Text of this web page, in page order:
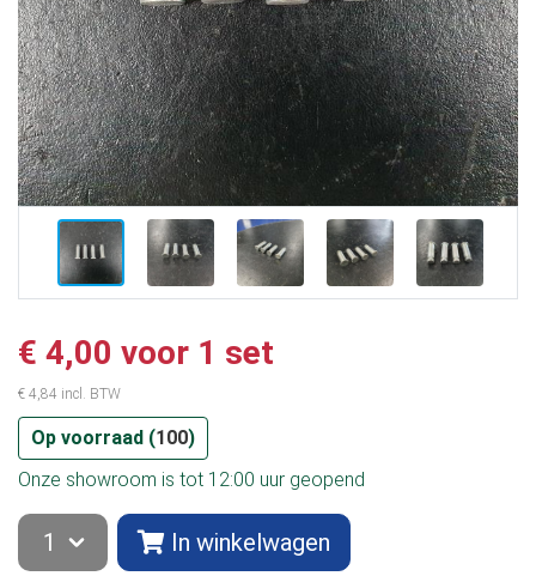
€ 4,00 voor 1 set
€ 4,84 incl. BTW
Op voorraad (100)
Onze showroom is tot 12:00 uur geopend
In winkelwagen